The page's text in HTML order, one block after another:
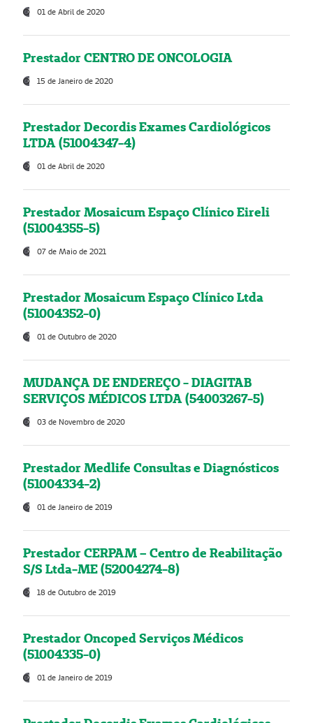
01 de Abril de 2020
Prestador CENTRO DE ONCOLOGIA
15 de Janeiro de 2020
Prestador Decordis Exames Cardiológicos
LTDA (51004347-4)
01 de Abril de 2020
Prestador Mosaicum Espaço Clínico Eireli
(51004355-5)
07 de Maio de 2021
Prestador Mosaicum Espaço Clínico Ltda
(51004352-0)
01 de Outubro de 2020
MUDANÇA DE ENDEREÇO - DIAGITAB
SERVIÇOS MÉDICOS LTDA (54003267-5)
03 de Novembro de 2020
Prestador Medlife Consultas e Diagnósticos
(51004334-2)
01 de Janeiro de 2019
Prestador CERPAM – Centro de Reabilitação
S/S Ltda-ME (52004274-8)
18 de Outubro de 2019
Prestador Oncoped Serviços Médicos
(51004335-0)
01 de Janeiro de 2019